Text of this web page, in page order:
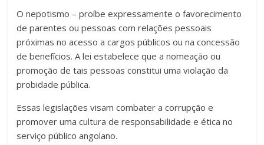
O nepotismo – proíbe expressamente o favorecimento
de parentes ou pessoas com relações pessoais
próximas no acesso a cargos públicos ou na concessão
de benefícios. A lei estabelece que a nomeação ou
promoção de tais pessoas constitui uma violação da
probidade pública.
Essas legislações visam combater a corrupção e
promover uma cultura de responsabilidade e ética no
serviço público angolano.